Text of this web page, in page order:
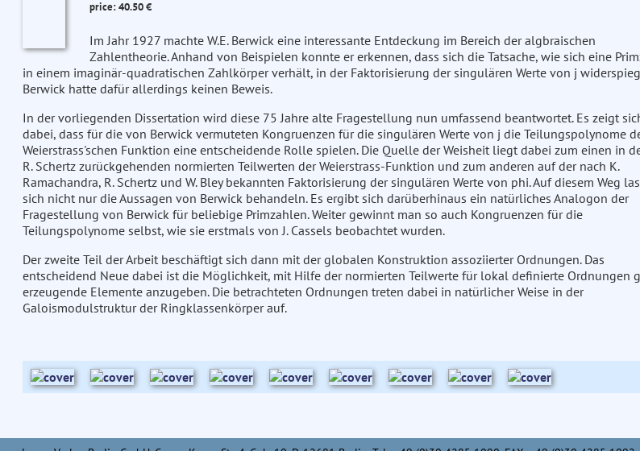
price: 40.50 €
Im Jahr 1927 machte W.E. Berwick eine interessante Entdeckung im Bereich der algbraischen
Zahlentheorie. Anhand von Beispielen konnte er erkennen, dass sich die Tatsache, wie sich eine
in einem imaginär-quadratischen Zahlkörper verhält, in der Faktorisierung der singulären Werte von j
Berwick hatte dafür allerdings keinen Beweis.
In der vorliegenden Dissertation wird diese 75 Jahre alte Fragestellung nun umfassend beantwortet. Es zeigt
dabei, dass für die von Berwick vermuteten Kongruenzen für die singulären Werte von j die Teilungspolynome
Weierstrass'schen Funktion eine entscheidende Rolle spielen. Die Quelle der Weisheit liegt dabei zum einen in
R. Schertz zurückgehenden normierten Teilwerten der Weierstrass-Funktion und zum anderen auf der nach K.
Ramachandra, R. Schertz und W. Bley bekannten Faktorisierung der singulären Werte von phi. Auf diesem Weg
sich nicht nur die Aussagen von Berwick behandeln. Es ergibt sich darüberhinaus ein natürliches Analogon der
Fragestellung von Berwick für beliebige Primzahlen. Weiter gewinnt man so auch Kongruenzen für die
Teilungspolynome selbst, wie sie erstmals von J. Cassels beobachtet wurden.
Der zweite Teil der Arbeit beschäftigt sich dann mit der globalen Konstruktion assoziierter Ordnungen. Das
entscheidend Neue dabei ist die Möglichkeit, mit Hilfe der normierten Teilwerte für lokal definierte Ordnungen
erzeugende Elemente anzugeben. Die betrachteten Ordnungen treten dabei in natürlicher Weise in der
Galoismodulstruktur der Ringklassenkörper auf.